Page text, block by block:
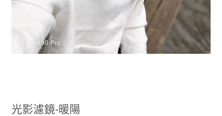
光影濾鏡-暖陽